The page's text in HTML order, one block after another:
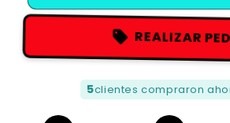
⭐⭐⭐⭐⭐5/5 ⭐⭐⭐⭐⭐5/5
🎄 REALIZAR
3clientes compraron